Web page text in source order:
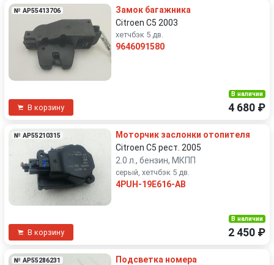
№ AP55413706
Замок багажника
Citroen C5 2003
хетчбэк 5 дв.
9646091580
В корзину
В наличии
4 680 ₽
№ AP55210315
Моторчик заслонки отопителя
Citroen C5 рест. 2005
2.0 л., бензин, МКПП
серый, хетчбэк 5 дв.
4PUH-19E616-AB
В корзину
В наличии
2 450 ₽
№ AP55286231
Подсветка номера